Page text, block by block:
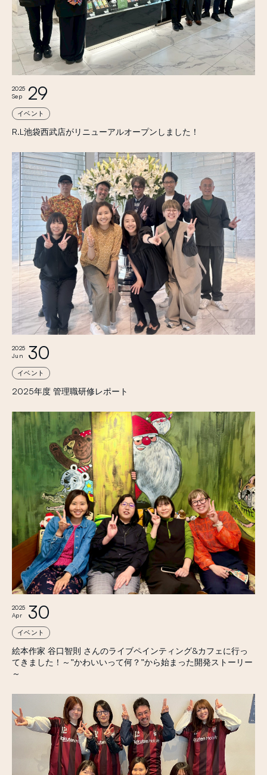
R.L池袋西武店がリニューアルオープンしました！
2025
Sep
29
イベント
2025年度 管理職研修レポート
2025
Jun
30
イベント
絵本作家 谷口智則 さんのライブペインティング&カフェに行っ
てきました！～”かわいいって何？”から始まった開発ストーリー
～
2025
Apr
30
イベント